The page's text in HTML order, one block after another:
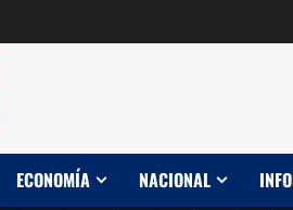
ECONOMÍA NACIONAL